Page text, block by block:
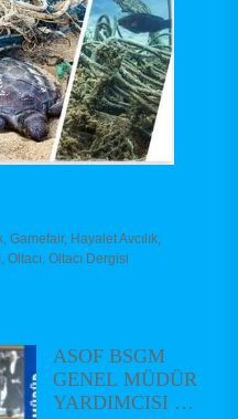
, Gamefair, Hayalet Avcılık,
, Oltacı, Oltacı Dergisi
ASOF BSGM
GENEL MÜDÜR
YARDIMCISI VE